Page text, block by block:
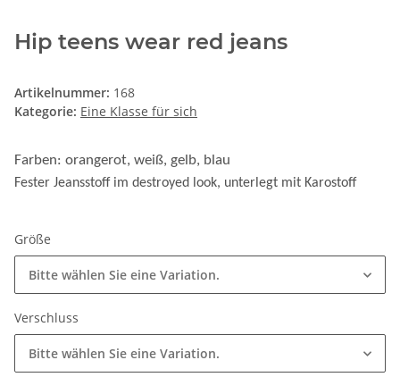
Hip teens wear red jeans
Artikelnummer: 168
Kategorie: Eine Klasse für sich
Farben: orangerot, weiß, gelb, blau
Fester Jeansstoff im destroyed look, unterlegt mit Karostoff
Größe
Bitte wählen Sie eine Variation.
Verschluss
Bitte wählen Sie eine Variation.